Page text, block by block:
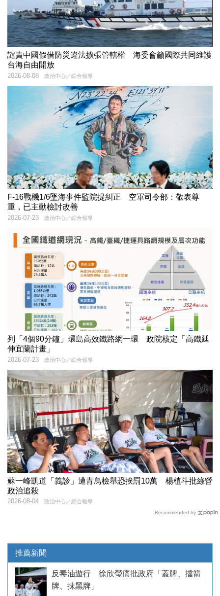
譴責中國假借防災違法擴張管轄權 海委會籲國際共同維護
台海自由開放
政治中心／綜合報導
2026-08-08
F-16戰機1/6墜海事件監院提糾正 空軍司令部：敬表尊
重，已主動檢討改善
政治中心／綜合報導
2026-07-23
列「4個90分鐘」環島高效鐵路網一環 政院核定「高鐵延
伸宜蘭計畫」
政治中心／綜合報導
2026-07-23
蘇一峰凱道「義診」遭青鳥檢舉恐挨罰10萬 楊植斗批綠營
政治追殺
政治中心／綜合報導
2026-08-04
Recommended by
推薦新聞
反毒油遊行 徐欣瑩痛批政府「蓋牌、擋箭
牌、抹黑牌」